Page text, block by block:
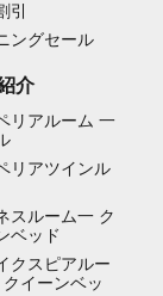
引
ングセール
介
リアルーム 一
リアツインル
スルーム一 ク
ベッド
クスピアルー
イーンベッ